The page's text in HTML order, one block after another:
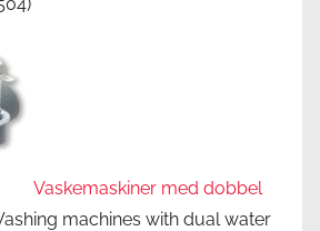
Vaskemaskiner med dobbel
machines with dual water